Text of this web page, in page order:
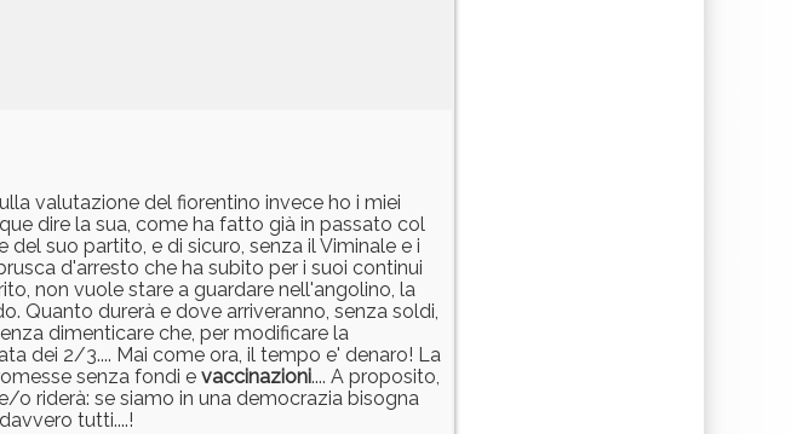
valutazione del fiorentino invece ho i miei
dire la sua, come ha fatto già in passato col
suo partito, e di sicuro, senza il Viminale e i
d'arresto che ha subito per i suoi continui
non vuole stare a guardare nell'angolino, la
Quanto durerà e dove arriveranno, senza soldi,
dimenticare che, per modificare la
dei 2/3.... Mai come ora, il tempo e' denaro! La
senza fondi e vaccinazioni.... A proposito,
o riderà: se siamo in una democrazia bisogna
tutti....!